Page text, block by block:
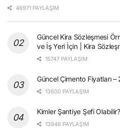
46971 PAYLAŞIM
Güncel Kira Sözleşmesi
ve İş Yeri İçin | Kira
15747 PAYLAŞIM
Güncel Çimento Fiyatları –
13600 PAYLAŞIM
Kimler Şantiye Şefi
13946 PAYLAŞIM